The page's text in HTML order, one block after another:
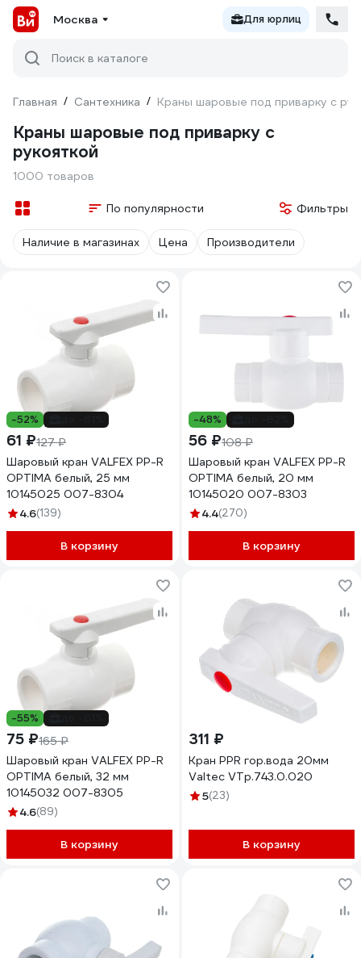
Москва Для юрлиц
Поиск в каталоге
Главная / Сантехника / Краны шаровые под приварку с
Краны шаровые под приварку с
рукояткой
1000 товаров
По популярности Фильтры
Наличие в магазинах Цена Производители
-52%
61 ₽127 ₽
Шаровый кран VALFEX PP-R
OPTIMA белый, 25 мм
10145025 007-8304
4.6(139)
В корзину
-48%
56 ₽108 ₽
Шаровый кран VALFEX PP-R
OPTIMA белый, 20 мм
10145020 007-8303
4.4(270)
В корзину
-55%
75 ₽165 ₽
Шаровый кран VALFEX PP-R
OPTIMA белый, 32 мм
10145032 007-8305
4.6(89)
В корзину
311 ₽
Кран PPR гор.вода 20мм
Valtec VTp.743.0.020
5(23)
В корзину